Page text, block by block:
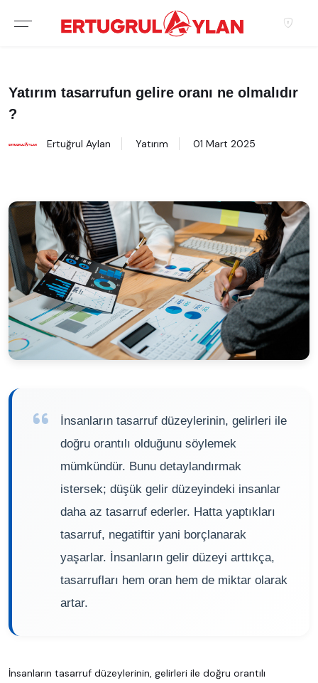
Yatırım tasarrufun gelire oranı ne olmalıdır
?
Ertuğrul Aylan Yatırım 01 Mart 2025
İnsanların tasarruf düzeylerinin, gelirleri ile
doğru orantılı olduğunu söylemek
mümkündür. Bunu detaylandırmak
istersek; düşük gelir düzeyindeki insanlar
daha az tasarruf ederler. Hatta yaptıkları
tasarruf, negatiftir yani borçlanarak
yaşarlar. İnsanların gelir düzeyi arttıkça,
tasarrufları hem oran hem de miktar olarak
artar.
İnsanların tasarruf düzeylerinin, gelirleri ile doğru orantılı
Hakkımızda
EMLAK SITELERIMIZ
EMLAK OFISLERIMIZ